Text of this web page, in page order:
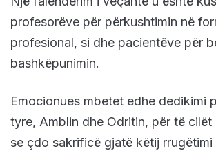
profesorëve për përkushtimin në
profesional, si dhe pacientëve për
bashkëpunimin.
Emocionues mbetet edhe dedikimi
tyre, Amblin dhe Odritin, për të cilët
se çdo sakrificë gjatë këtij